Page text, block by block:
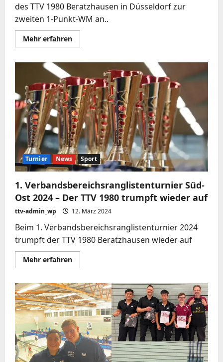
des TTV 1980 Beratzhausen in Düsseldorf zur
zweiten 1-Punkt-WM an..
Mehr erfahrenMehr
Informationen
den
TTV
1980
BERATZHAUSEN
bei
der
1-
Punkt-
WM
in
DÜSSELDORF
Turnier News Sport
1. Verbandsbereichsranglistenturnier Süd-
Ost 2024 – Der TTV 1980 trumpft wieder auf
ttv-admin_wp 12. März 2024
Beim 1. Verbandsbereichsranglistenturnier 2024
trumpft der TTV 1980 Beratzhausen wieder auf
Mehr erfahrenMehr
Informationen
Verbandsbereichsranglistenturnier
Süd-
Ost
2024
–
Der
TTV
1980
trumpft
wieder
auf